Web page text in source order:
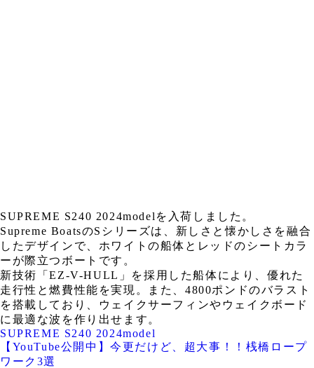
SUPREME S240 2024modelを入荷しました。
Supreme BoatsのSシリーズは、新しさと懐かしさを融合
したデザインで、ホワイトの船体とレッドのシートカラ
ーが際立つボートです。
新技術「EZ-V-HULL」を採用した船体により、優れた
走行性と燃費性能を実現。また、4800ポンドのバラスト
を搭載しており、ウェイクサーフィンやウェイクボード
に最適な波を作り出せます。
SUPREME S240 2024model
【YouTube公開中】今更だけど、超大事！！桟橋ロープ
ワーク3選